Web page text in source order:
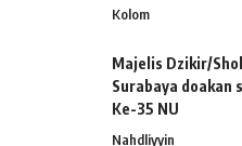
Kolom
Majelis Dzikir/
Surabaya doakan
Ke-35 NU
Nahdliyyin